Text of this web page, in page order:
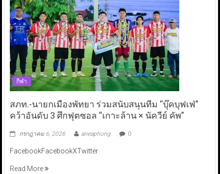
กีฬา
สภท.-นายกเมืองพัทยา ร่วมสนับสนุนทีม “บุ๊คบุฟเฟ่”
คว้าอันดับ 3 ศึกฟุตซอล “เกาะล้าน × นัควีย์ คัพ”
กรกฎาคม 6, 2026 aneaphong 0
FacebookFacebookXTwitter
Read More